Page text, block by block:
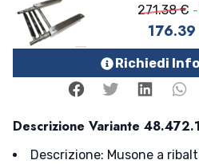
271.38 €
Richiedi
FacebookTwitter
Descrizione Variante
Descrizione: Musone a